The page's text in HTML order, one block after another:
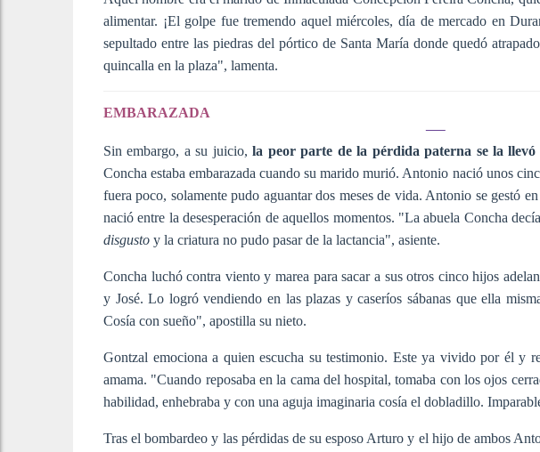
alimentar. ¡El golpe fue tremendo aquel miércoles, día de mercado en
sepultado entre las piedras del pórtico de Santa María donde quedó
quincalla en la plaza", lamenta.
EMBARAZADA
Sin embargo, a su juicio, la peor parte de la pérdida paterna se la
Concha estaba embarazada cuando su marido murió. Antonio nació unos
fuera poco, solamente pudo aguantar dos meses de vida. Antonio se gestó
nació entre la desesperación de aquellos momentos. "La abuela Concha
disgusto y la criatura no pudo pasar de la lactancia", asiente.
Concha luchó contra viento y marea para sacar a sus otros cinco hijos
y José. Lo logró vendiendo en las plazas y caseríos sábanas que ella
Cosía con sueño", apostilla su nieto.
Gontzal emociona a quien escucha su testimonio. Este ya vivido por él y
amama. "Cuando reposaba en la cama del hospital, tomaba con los ojos
habilidad, enhebraba y con una aguja imaginaria cosía el dobladillo.
Tras el bombardeo y las pérdidas de su esposo Arturo y el hijo de ambos